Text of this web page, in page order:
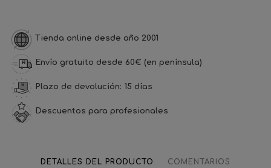
Tienda online desde año 2001
Envío gratuito desde 60€ (en península)
Plazo de devolución: 15 días
Descuentos para profesionales
DETALLES DEL PRODUCTO COMENTARIOS